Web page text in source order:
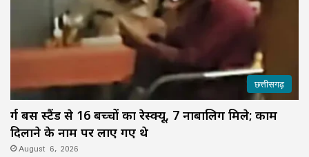
छत्तीसगढ़
र्ग बस स्टैंड से 16 बच्चों का रेस्क्यू, 7 नाबालिग मिले; काम
दिलाने के नाम पर लाए गए थे
August 6, 2026